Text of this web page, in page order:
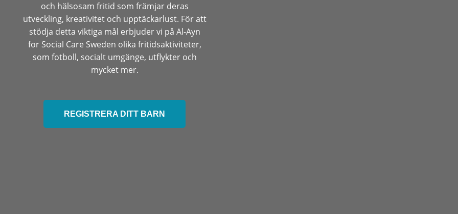
och hälsosam fritid som främjar deras
utveckling, kreativitet och upptäckarlust. För att
stödja detta viktiga mål erbjuder vi på Al-Ayn
for Social Care Sweden olika fritidsaktiviteter,
som fotboll, socialt umgänge, utflykter och
mycket mer.
REGISTRERA DITT BARN